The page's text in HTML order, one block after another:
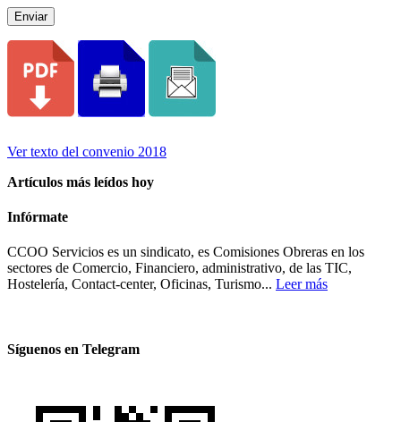
Enviar
Ver texto del convenio 2018
Artículos más leídos hoy
Infórmate
CCOO Servicios es un sindicato, es Comisiones Obreras en los
sectores de Comercio, Financiero, administrativo, de las TIC,
Hostelería, Contact-center, Oficinas, Turismo... Leer más
Síguenos en Telegram